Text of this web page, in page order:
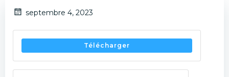
septembre 4, 2023
Télécharger